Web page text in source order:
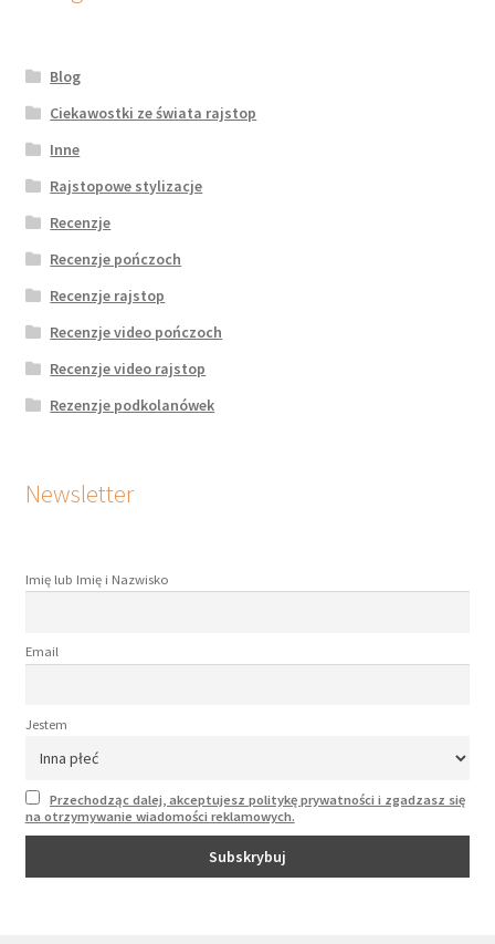
Blog
Ciekawostki ze świata rajstop
Inne
Rajstopowe stylizacje
Recenzje
Recenzje pończoch
Recenzje rajstop
Recenzje video pończoch
Recenzje video rajstop
Rezenzje podkolanówek
Newsletter
Imię lub Imię i Nazwisko
Email
Jestem
Przechodząc dalej, akceptujesz politykę prywatności i zgadzasz się
na otrzymywanie wiadomości reklamowych.